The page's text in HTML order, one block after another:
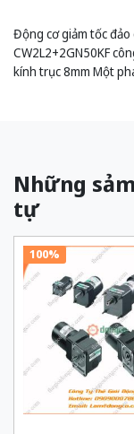
Động cơ giảm tốc
CW2L2+2GN50KF
kính trục 8mm Một
Những
tự
100%